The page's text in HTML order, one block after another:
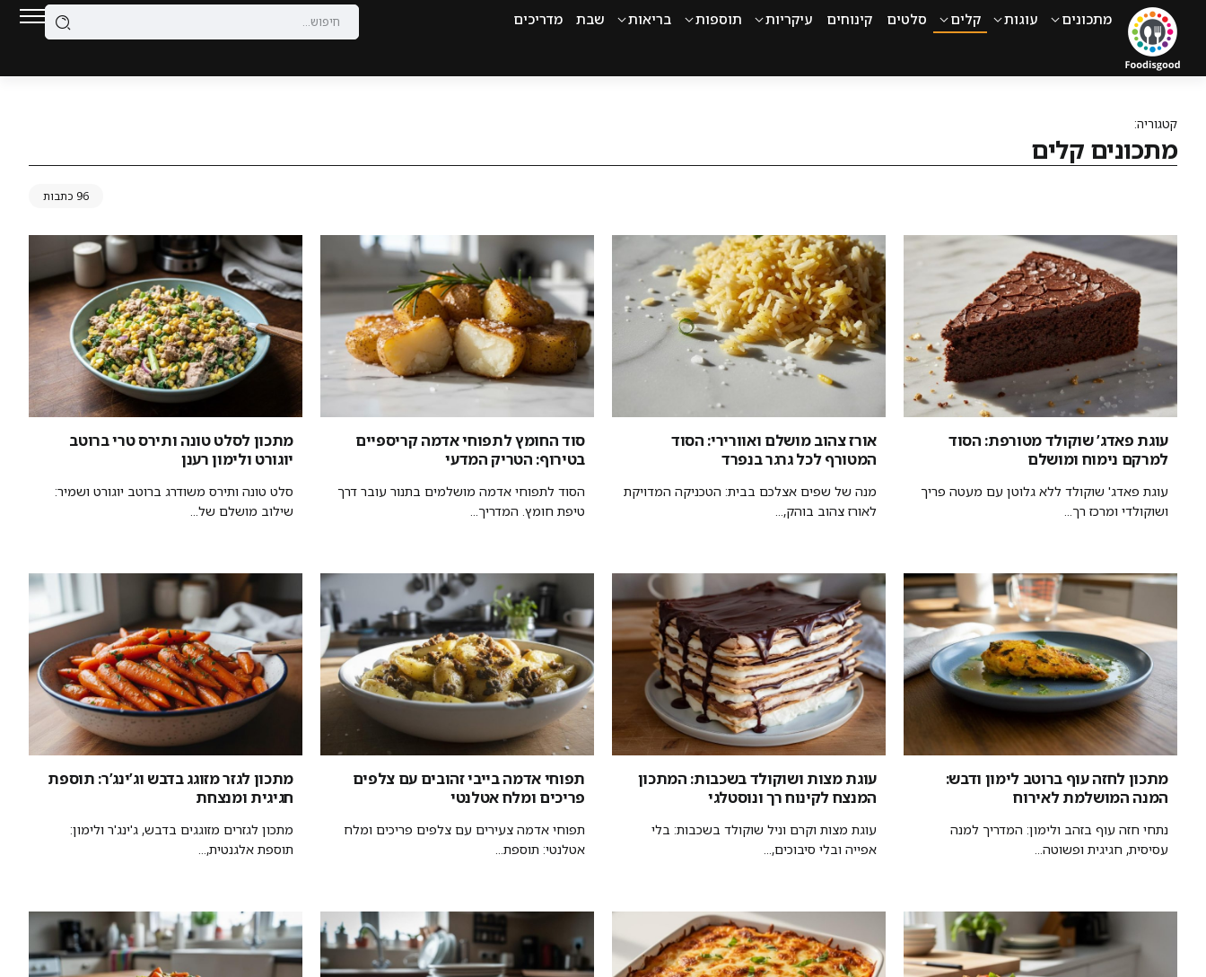
מתכונים עוגות קלים סלטים קינוחים עיקריות תוספות בריאות שבת מדריכים
קטגוריה:
מתכונים קלים
96 כתבות
עוגת פאדג’ שוקולד מטורפת: הסוד
למרקם נימוח ומושלם
עוגת פאדג' שוקולד ללא גלוטן עם מעטה פריך
ושוקולדי ומרכז רך...
אורז צהוב מושלם ואוורירי: הסוד
המטורף לכל גרגר בנפרד
מנה של שפים אצלכם בבית: הטכניקה המדויקת
לאורז צהוב בוהק,...
סוד החומץ לתפוחי אדמה קריספיים
בטירוף: הטריק המדעי
הסוד לתפוחי אדמה מושלמים בתנור עובר דרך
טיפת חומץ. המדריך...
מתכון לסלט טונה ותירס טרי ברוטב
יוגורט ולימון רענן
סלט טונה ותירס משודרג ברוטב יוגורט ושמיר:
שילוב מושלם של...
מתכון לחזה עוף ברוטב לימון ודבש:
המנה המושלמת לאירוח
נתחי חזה עוף בזהב ולימון: המדריך למנה
עסיסית, חגיגית ופשוטה...
עוגת מצות ושוקולד בשכבות: המתכון
המנצח לקינוח רך ונוסטלגי
עוגת מצות וקרם וניל שוקולד בשכבות: בלי
אפייה ובלי סיבוכים,...
תפוחי אדמה בייבי זהובים עם צלפים
פריכים ומלח אטלנטי
תפוחי אדמה צעירים עם צלפים פריכים ומלח
אטלנטי: תוספת...
מתכון לגזר מזוגג בדבש וג’ינג’ר: תוספת
חגיגית ומנצחת
מתכון לגזרים מזוגגים בדבש, ג'ינג'ר ולימון:
תוספת אלגנטית,...